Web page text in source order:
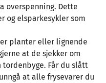
overspenning. Dette
og elsparkesykler som
planter eller lignende
at de sjekker om
Får du slått
at alle frysevarer du